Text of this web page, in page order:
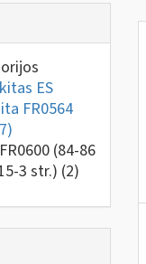
ES
FR0564
(84-86
3 str.) (2)